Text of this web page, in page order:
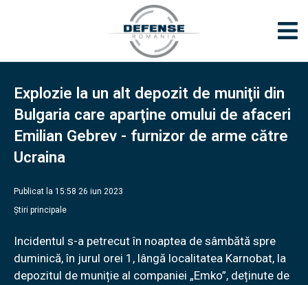
Explozie la un alt depozit de muniţii din
Bulgaria care aparţine omului de afaceri
Emilian Gebrev - furnizor de arme către
Ucraina
Publicat la 15:58 26 iun 2023
Știri principale
Incidentul s-a petrecut în noaptea de sâmbătă spre
duminică, în jurul orei 1, lângă localitatea Karnobat, la
depozitul de muniție al companiei „Emko”, deținute de